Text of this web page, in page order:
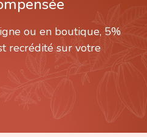
ou en boutique, 5%
recrédité sur votre